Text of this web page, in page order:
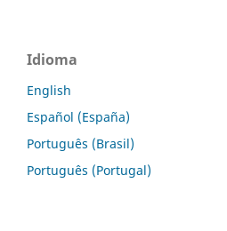
Idioma
English
Español (España)
Português (Brasil)
Português (Portugal)